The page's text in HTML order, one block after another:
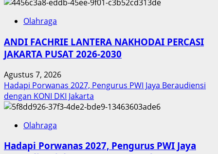
Olahraga
ANDI FACHRIE LANTERA NAKHODAI PERCASI
JAKARTA PUSAT 2026-2030
Agustus 7, 2026
Hadapi Porwanas 2027, Pengurus PWI Jaya Beraudiensi
dengan KONI DKI Jakarta
Olahraga
Hadapi Porwanas 2027, Pengurus PWI Jaya